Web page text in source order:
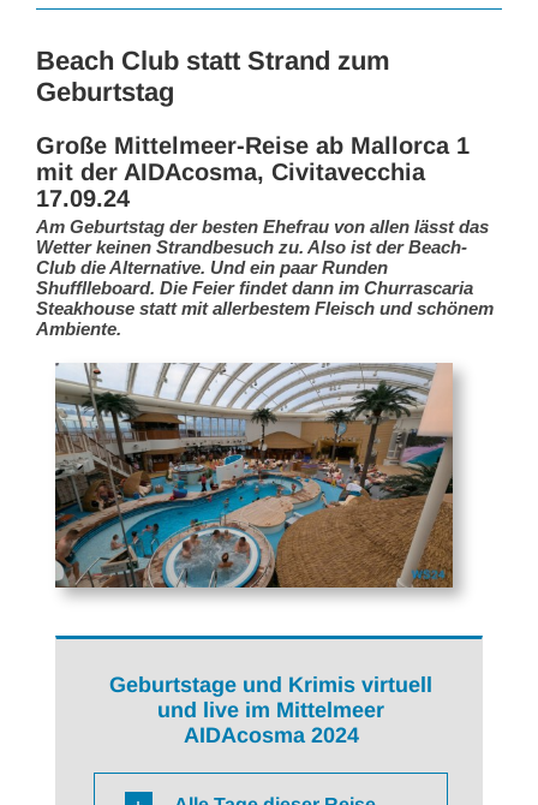
Beach Club statt Strand zum
Geburtstag
Große Mittelmeer-Reise ab Mallorca 1
mit der AIDAcosma, Civitavecchia
17.09.24
Am Geburtstag der besten Ehefrau von allen lässt das
Wetter keinen Strandbesuch zu. Also ist der Beach-
Club die Alternative. Und ein paar Runden
Shufflleboard. Die Feier findet dann im Churrascaria
Steakhouse statt mit allerbestem Fleisch und schönem
Ambiente.
Geburtstage und Krimis virtuell
und live im Mittelmeer
AIDAcosma 2024